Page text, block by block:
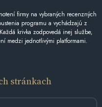
firmy na vybraných recenzných
programu a vychádzajú z
krivka zodpovedá inej službe,
medzi jednotlivými platformami.
stránkach